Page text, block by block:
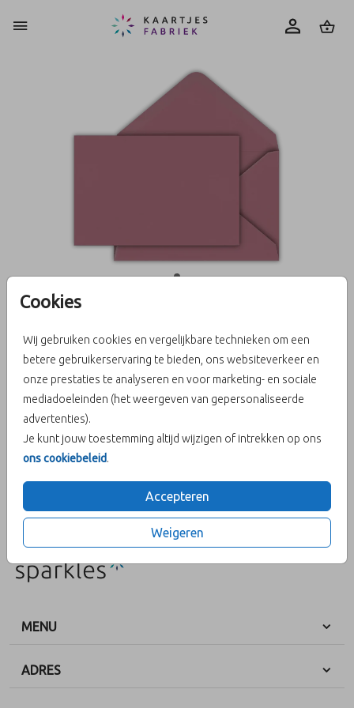
Cookies
Wij gebruiken cookies en vergelijkbare technieken om een
betere gebruikerservaring te bieden, ons websiteverkeer en
onze prestaties te analyseren en voor marketing- en sociale
mediadoeleinden (het weergeven van gepersonaliseerde
advertenties).
Je kunt jouw toestemming altijd wijzigen of intrekken op ons
ons cookiebeleid.
Accepteren
Weigeren
Berry 13,5 x 20
Aantal x 1 Prijs: € 0,45
OMSCHRIJVING
Berry 13,5 x 20
Prijs:€ 0,45 per 1
MENU
ADRES